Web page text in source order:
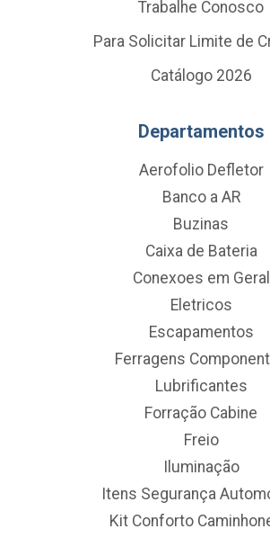
Trabalhe Conosco
Para Solicitar Limite de
Catálogo 2026
Departamentos
Aerofolio Defletor
Banco a AR
Buzinas
Caixa de Bateria
Conexoes em Geral
Eletricos
Escapamentos
Ferragens
Lubrificantes
Forração Cabine
Freio
Iluminação
Itens Segurança
Kit Conforto